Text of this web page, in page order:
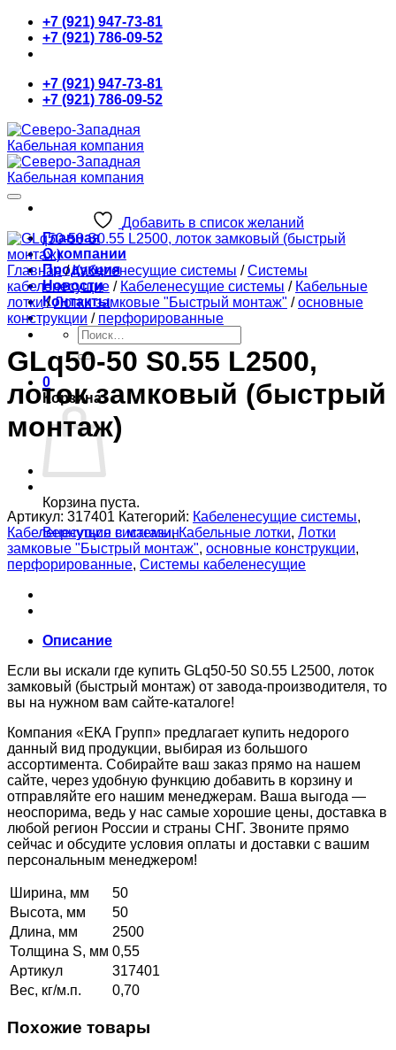
Skip
content
+7 (921) 947-73-81
+7 (921) 786-09-52
+7 (921) 947-73-81
+7 (921) 786-09-52
Главная
О компании
Продукция
Новости
Контакты
Искать:
0
Корзина
Корзина пуста.
Вернуться в магазин
Добавить в список желаний
Главная / Кабеленесущие системы / Системы
кабеленесущие / Кабеленесущие системы / Кабельные
лотки / Лотки замковые "Быстрый монтаж" / основные
конструкции / перфорированные
GLq50-50 S0.55 L2500,
лоток замковый (быстрый
монтаж)
Артикул: 317401 Категорий: Кабеленесущие системы,
Кабеленесущие системы,Кабельные лотки, Лотки
замковые "Быстрый монтаж", основные конструкции,
перфорированные, Системы кабеленесущие
Описание
Если вы искали где купить GLq50-50 S0.55 L2500, лоток
замковый (быстрый монтаж) от завода-производителя, то
вы на нужном вам сайте-каталоге!
Компания «ЕКА Групп» предлагает купить недорого
данный вид продукции, выбирая из большого
ассортимента. Собирайте ваш заказ прямо на нашем
сайте, через удобную функцию добавить в корзину и
отправляйте его нашим менеджерам. Ваша выгода —
неоспорима, ведь у нас самые хорошие цены, доставка в
любой регион России и страны СНГ. Звоните прямо
сейчас и обсудите условия оплаты и доставки с вашим
персональным менеджером!
Ширина, мм
50
Высота, мм
50
Длина, мм
2500
Толщина S, мм 0,55
Артикул
317401
Вес, кг/м.п.
0,70
Похожие товары